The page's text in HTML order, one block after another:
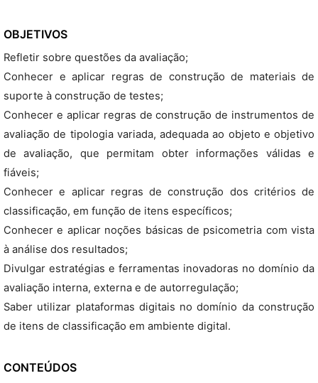
OBJETIVOS
Refletir sobre questões da avaliação;
Conhecer e aplicar regras de construção de materiais de
suporte à construção de testes;
Conhecer e aplicar regras de construção de instrumentos de
avaliação de tipologia variada, adequada ao objeto e objetivo
de avaliação, que permitam obter informações válidas e
fiáveis;
Conhecer e aplicar regras de construção dos critérios de
classificação, em função de itens específicos;
Conhecer e aplicar noções básicas de psicometria com vista
à análise dos resultados;
Divulgar estratégias e ferramentas inovadoras no domínio da
avaliação interna, externa e de autorregulação;
Saber utilizar plataformas digitais no domínio da construção
de itens de classificação em ambiente digital.
CONTEÚDOS